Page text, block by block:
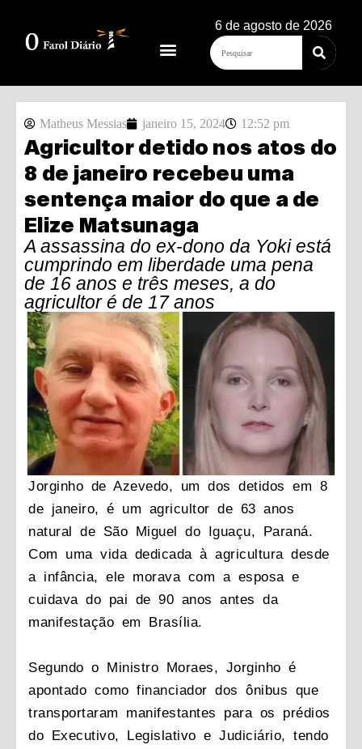
6 de agosto de 2026
Matheus Messias janeiro 15, 2024 12:52 pm
Agricultor detido nos atos do
8 de janeiro recebeu uma
sentença maior do que a de
Elize Matsunaga
A assassina do ex-dono da Yoki está
cumprindo em liberdade uma pena
de 16 anos e três meses, a do
agricultor é de 17 anos
Jorginho de Azevedo, um dos detidos em 8
de janeiro, é um agricultor de 63 anos
natural de São Miguel do Iguaçu, Paraná.
Com uma vida dedicada à agricultura desde
a infância, ele morava com a esposa e
cuidava do pai de 90 anos antes da
manifestação em Brasília.
Segundo o Ministro Moraes, Jorginho é
apontado como financiador dos ônibus que
transportaram manifestantes para os prédios
do Executivo, Legislativo e Judiciário, tendo